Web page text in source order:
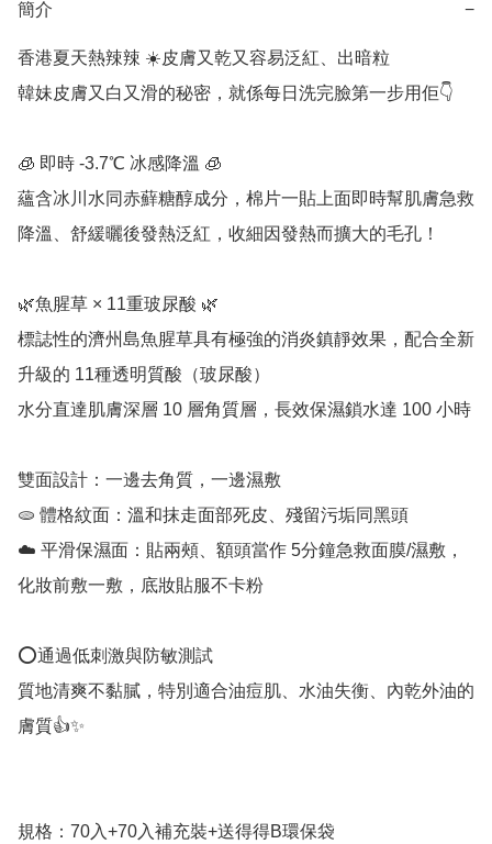
簡介 −
香港夏天熱辣辣 ☀️皮膚又乾又容易泛紅、出暗粒
韓妹皮膚又白又滑的秘密，就係每日洗完臉第一步用佢👇
🧊 即時 -3.7℃ 冰感降溫 🧊
蘊含冰川水同赤蘚糖醇成分，棉片一貼上面即時幫肌膚急救
降溫、舒緩曬後發熱泛紅，收細因發熱而擴大的毛孔！
🌿魚腥草 × 11重玻尿酸 🌿
標誌性的濟州島魚腥草具有極強的消炎鎮靜效果，配合全新
升級的 11種透明質酸（玻尿酸）
水分直達肌膚深層 10 層角質層，長效保濕鎖水達 100 小時
雙面設計：一邊去角質，一邊濕敷
🫓 體格紋面：溫和抹走面部死皮、殘留污垢同黑頭
☁️ 平滑保濕面：貼兩頰、額頭當作 5分鐘急救面膜/濕敷，
化妝前敷一敷，底妝貼服不卡粉
⭕️通過低刺激與防敏測試
質地清爽不黏膩，特別適合油痘肌、水油失衡、內乾外油的
膚質👍✨
規格：70入+70入補充裝+送得得B環保袋